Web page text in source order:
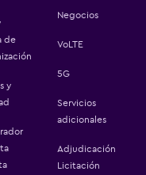
de
y
Negocios
VoLTE
5G
Servicios
adicionales
Adjudicación
Licitación